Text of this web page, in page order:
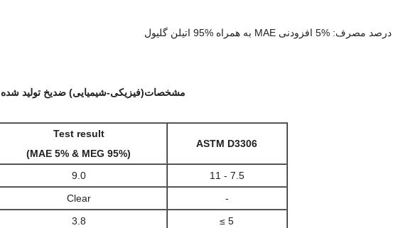
درصد مصرف: %5 افزودنی MAE به همراه %95 اتیلن‏ گلیول
مشخصات(فیزیکی-شیمیایی) ضدیخ تولید شده MAE Add
ASTM D3306
Test result
(MAE 5% & MEG 95%)
7.5 - 11
9.0
-
Clear
≤ 5
3.8